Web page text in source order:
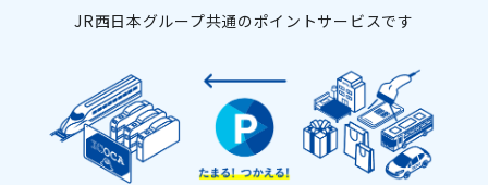
JR西日本グループ共通のポイントサービスです